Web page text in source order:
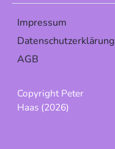
Impressum
Datenschutzerklärung
AGB
Copyright Peter
Haas (2026)